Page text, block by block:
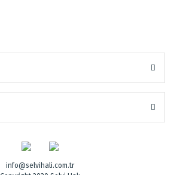
info@selvihali.com.tr